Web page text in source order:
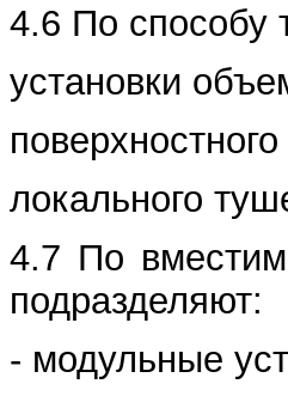
4.6 По способу
установки
локального
4.7 По
подразделяют:
- модульные